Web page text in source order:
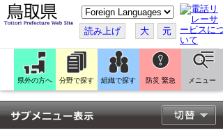
こ
の
ペ
ー
ジ
翻
訳
す
る
読み上げ 大 元
県外の方へ 分野で探す 組織で探す 防災 緊急 メニュー